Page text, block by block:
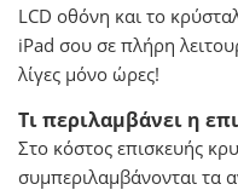
LCD οθόνη και το
iPad σου σε πλήρη
λίγες μόνο ώρες!
Τι περιλαμβάνει η
Στο κόστος επισκευής
συμπεριλαμβάνονται τα